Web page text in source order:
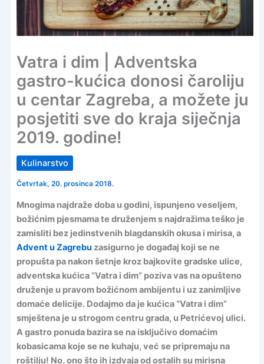
Vatra i dim | Adventska
gastro-kućica donosi čaroliju
u centar Zagreba, a možete ju
posjetiti sve do kraja siječnja
2019. godine!
Kulinarstvo
Četvrtak, 20. prosinca 2018.
Mnogima najdraže doba u godini, ispunjeno veseljem,
božićnim pjesmama te druženjem s najdražima teško je
zamisliti bez jedinstvenih blagdanskih okusa i mirisa, a
Advent u Zagrebuzasigurno je događaj koji se ne
propušta pa nakon šetnje kroz bajkovite gradske ulice,
adventska kućica “Vatra i dim” poziva vas na opušteno
druženje u pravom božićnom ambijentu i uz zanimljive
domaće delicije. Dodajmo da je kućica “Vatra i dim”
smještena je u strogom centru grada, u Petrićevoj ulici.
A gastro ponuda bazira se na isključivo domaćim
kobasicama koje se ne kuhaju, već se pripremaju na
roštilju! No, ono što ih izdvaja od ostalih su mirisna